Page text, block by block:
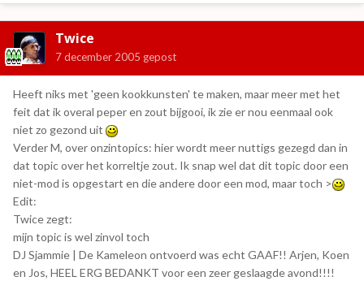
Twice
7 december 2005 gepost
Heeft niks met 'geen kookkunsten' te maken, maar meer met het
feit dat ik overal peper en zout bijgooi, ik zie er nou eenmaal ook
niet zo gezond uit
Verder M, over onzintopics: hier wordt meer nuttigs gezegd dan in
dat topic over het korreltje zout. Ik snap wel dat dit topic door een
niet-mod is opgestart en die andere door een mod, maar toch >
Edit:
Twice zegt:
mijn topic is wel zinvol toch
DJ Sjammie | De Kameleon ontvoerd was echt GAAF!! Arjen, Koen
en Jos, HEEL ERG BEDANKT voor een zeer geslaagde avond!!!!